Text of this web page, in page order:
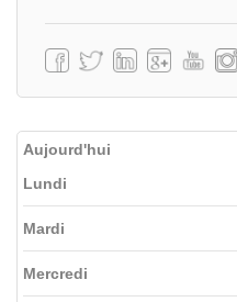
Aujourd'hui
Lundi
Mardi
Mercredi